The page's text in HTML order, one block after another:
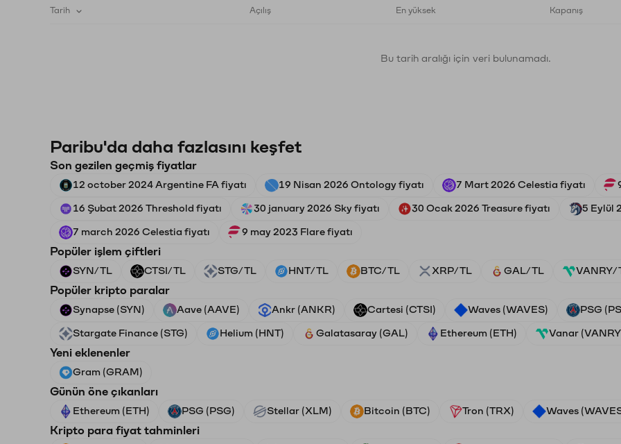
Tarih Açılış En yüksek Kapanış
Bu tarih aralığı için veri bulunamadı.
Paribu'da daha fazlasını keşfet
Son gezilen geçmiş fiyatlar
12 october 2024 Argentine FA fiyatı 19 Nisan 2026 Ontology fiyatı 7 Mart 2026 Celestia fiyatı
16 Şubat 2026 Threshold fiyatı 30 january 2026 Sky fiyatı 30 Ocak 2026 Treasure fiyatı 5 Eylül
7 march 2026 Celestia fiyatı 9 may 2023 Flare fiyatı
Popüler işlem çiftleri
SYN/TL CTSI/TL STG/TL HNT/TL BTC/TL XRP/TL GAL/TL VANRY/
Popüler kripto paralar
Synapse (SYN) Aave (AAVE) Ankr (ANKR) Cartesi (CTSI) Waves (WAVES) PSG
Stargate Finance (STG) Helium (HNT) Galatasaray (GAL) Ethereum (ETH) Vanar
Yeni eklenenler
Gram (GRAM)
Günün öne çıkanları
Ethereum (ETH) PSG (PSG) Stellar (XLM) Bitcoin (BTC) Tron (TRX) Waves
Kripto para fiyat tahminleri